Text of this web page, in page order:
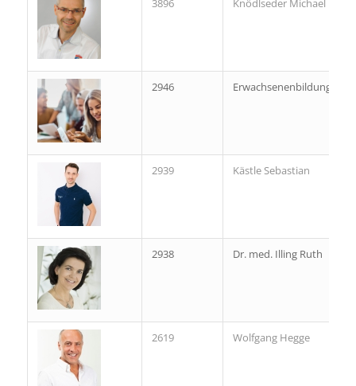
3896 Knödlseder Michael
2946 Erwachsenenbildung
2939 Kästle Sebastian
2938 Dr. med. Illing Ruth
2619 Wolfgang Hegge